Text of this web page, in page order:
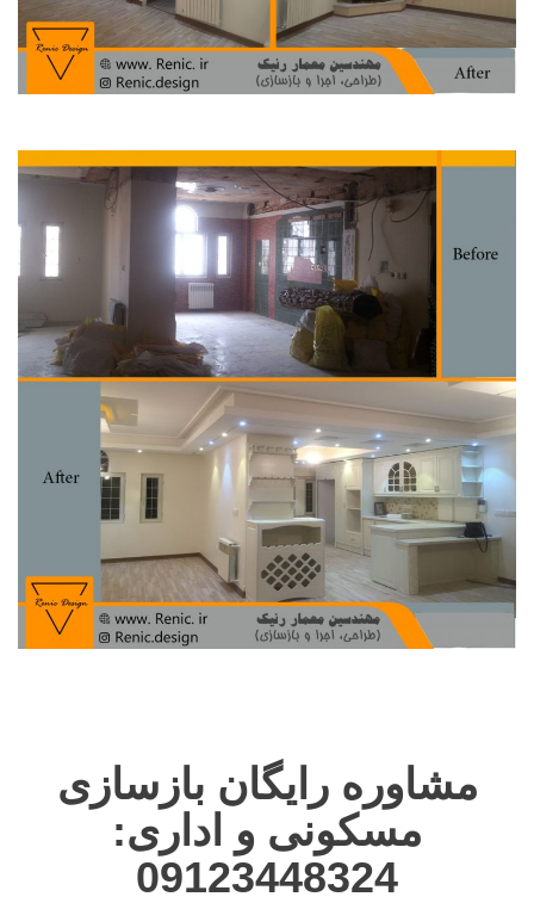
مشاوره رایگان بازسازی
مسکونی و اداری:
09123448324